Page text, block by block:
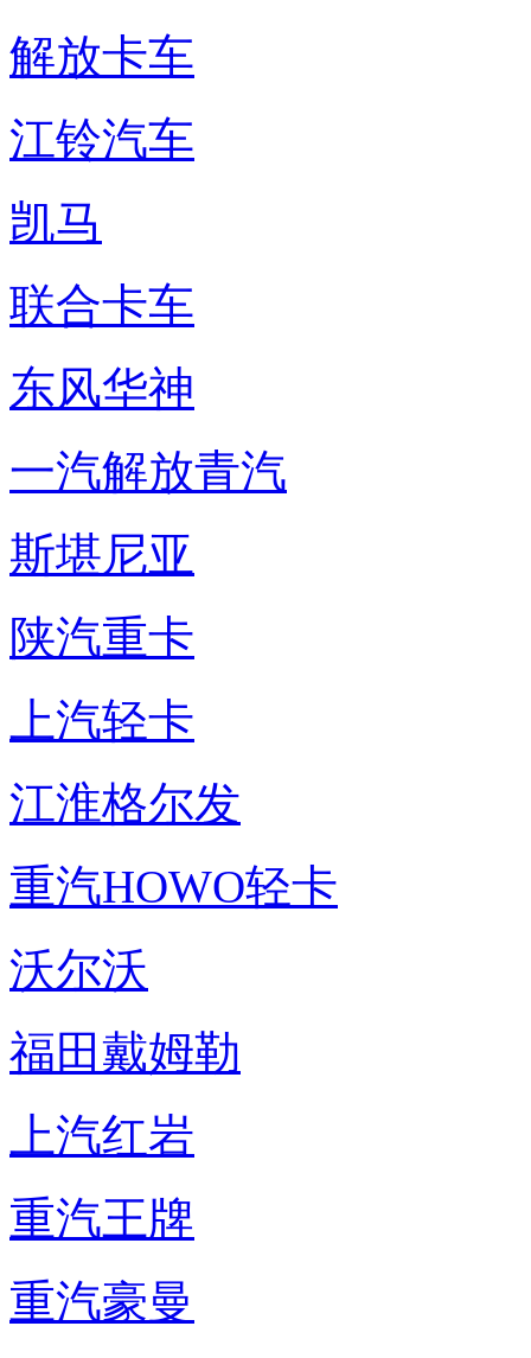
解放卡车
江铃汽车
凯马
联合卡车
东风华神
一汽解放青汽
斯堪尼亚
陕汽重卡
上汽轻卡
江淮格尔发
重汽HOWO轻卡
沃尔沃
福田戴姆勒
上汽红岩
重汽王牌
重汽豪曼